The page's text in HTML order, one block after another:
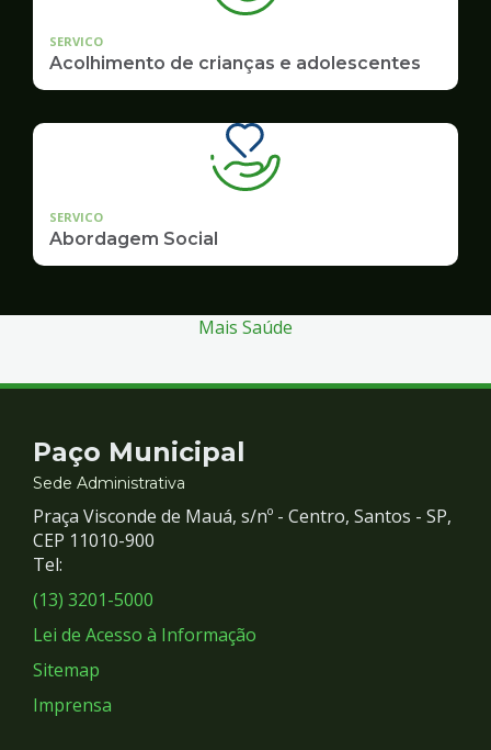
SERVICO
Acolhimento de crianças e adolescentes
SERVICO
Abordagem Social
Mais Saúde
Contato
e
Redes
Sociais
Paço Municipal
Sede Administrativa
Praça Visconde de Mauá, s/nº - Centro, Santos - SP,
CEP 11010-900
Tel:
(13) 3201-5000
Lei de Acesso à Informação
Sitemap
Imprensa